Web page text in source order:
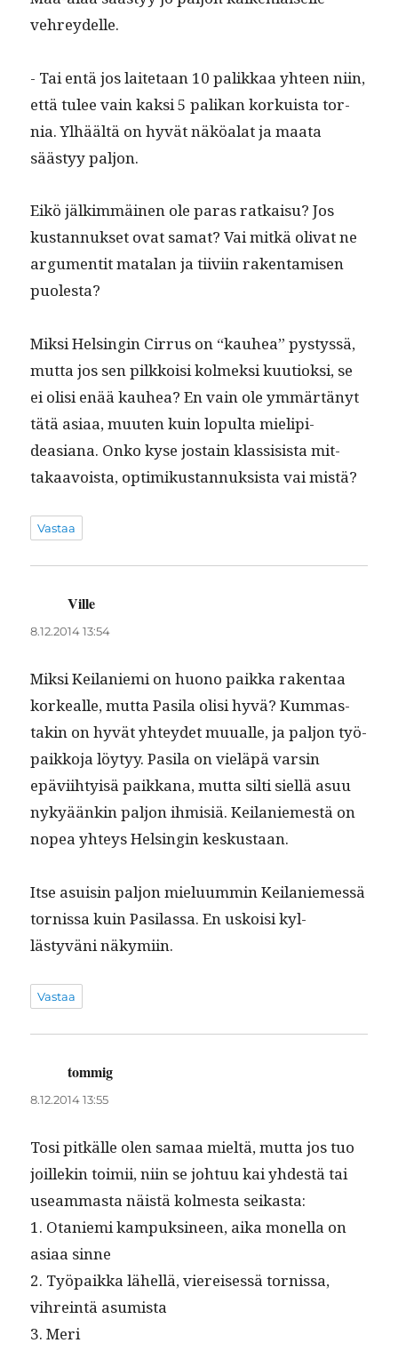
vehreydelle.
- Tai entä jos laite­taan 10 palikkaa yhteen niin,
että tulee vain kak­si 5 palikan korkuista tor­
nia. Ylhäältä on hyvät näköalat ja maa­ta
säästyy paljon.
Eikö jälkim­mäi­nen ole paras ratkaisu? Jos
kus­tan­nuk­set ovat samat? Vai mitkä oli­vat ne
argu­men­tit mata­lan ja tiivi­in rak­en­tamisen
puolesta?
Mik­si Helsin­gin Cir­rus on “kauhea” pystyssä,
mut­ta jos sen pilkkoisi kolmek­si kuu­tiok­si, se
ei olisi enää kauhea? En vain ole ymmärtänyt
tätä asi­aa, muuten kuin lop­ul­ta mielipi­
deasiana. Onko kyse jostain klas­si­sista mit­
takaavoista, opti­mikus­tan­nuk­sista vai mistä?
Vastaa
Ville
8.12.2014 13:54
Mik­si Keilanie­mi on huono paik­ka rak­en­taa
korkealle, mut­ta Pasi­la olisi hyvä? Kum­mas­
takin on hyvät yhtey­det muualle, ja paljon työ­
paikko­ja löy­tyy. Pasi­la on vieläpä varsin
epävi­ihty­isä paikkana, mut­ta silti siel­lä asuu
nykyäänkin paljon ihmisiä. Keilaniemestä on
nopea yhteys Helsin­gin keskustaan.
Itse asu­isin paljon mielu­um­min Keilaniemessä
tor­nissa kuin Pasi­las­sa. En uskoisi kyl­
lästyväni näkymiin.
Vastaa
tommig
8.12.2014 13:55
Tosi pitkälle olen samaa mieltä, mut­ta jos tuo
joillekin toimii, niin se johtuu kai yhdestä tai
use­am­mas­ta näistä kolmes­ta seikasta:
1. Otanie­mi kam­puksi­neen, aika monel­la on
asi­aa sinne
2. Työ­paik­ka lähel­lä, viereisessä tor­nissa,
vihrein­tä asumista
3. Meri